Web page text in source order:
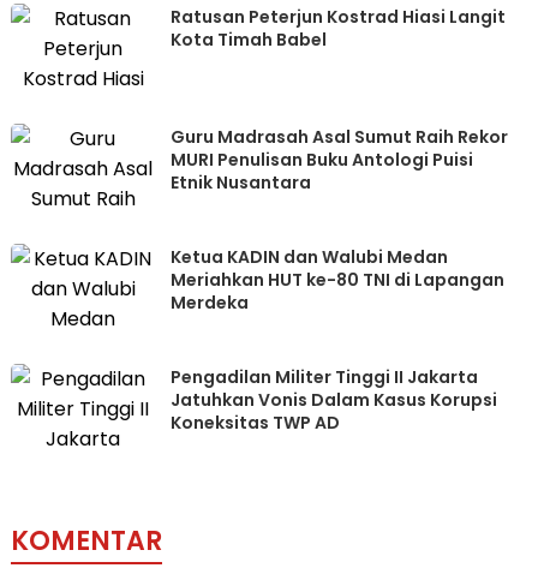
Ratusan Peterjun Kostrad Hiasi Langit
Kota Timah Babel
Guru Madrasah Asal Sumut Raih Rekor
MURI Penulisan Buku Antologi Puisi
Etnik Nusantara
Ketua KADIN dan Walubi Medan
Meriahkan HUT ke-80 TNI di Lapangan
Merdeka
Pengadilan Militer Tinggi II Jakarta
Jatuhkan Vonis Dalam Kasus Korupsi
Koneksitas TWP AD
KOMENTAR